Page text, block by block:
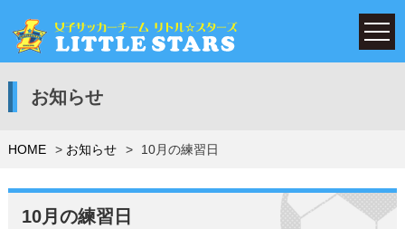
お知らせ
HOME お知らせ 10月の練習日
10月の練習日